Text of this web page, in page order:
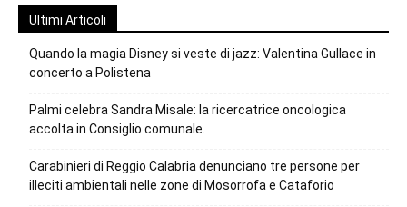
Ultimi Articoli
Quando la magia Disney si veste di jazz: Valentina Gullace in
concerto a Polistena
Palmi celebra Sandra Misale: la ricercatrice oncologica
accolta in Consiglio comunale.
Carabinieri di Reggio Calabria denunciano tre persone per
illeciti ambientali nelle zone di Mosorrofa e Cataforio